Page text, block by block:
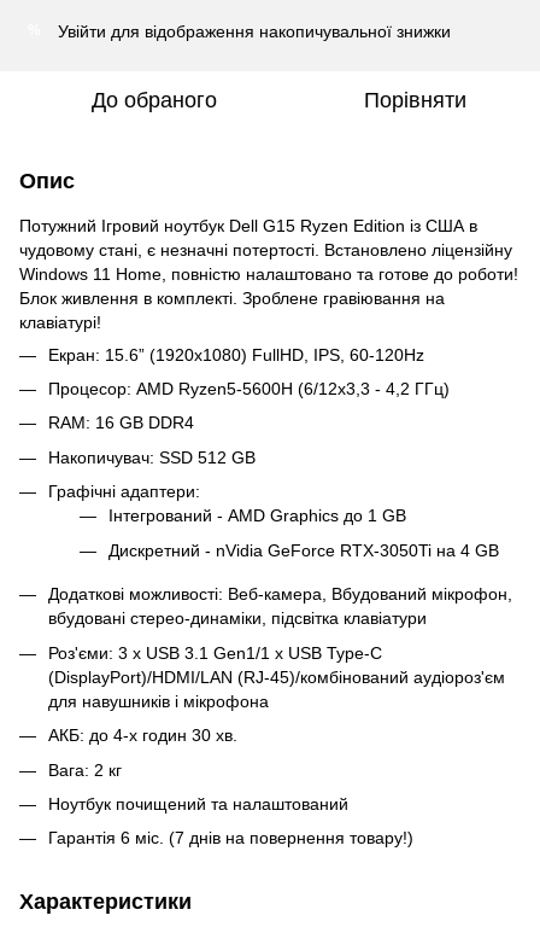
Увійти для відображення накопичувальної знижки
До обраного Порівняти
Опис
Потужний Ігровий ноутбук Dell G15 Ryzen Edition із США в
чудовому стані, є незначні потертості. Встановлено ліцензійну
Windows 11 Home, повністю налаштовано та готове до роботи!
Блок живлення в комплекті. Зроблене гравіювання на
клавіатурі!
Екран: 15.6” (1920x1080) FullHD, IPS, 60-120Hz
Процесор: AMD Ryzen5-5600H (6/12х3,3 - 4,2 ГГц)
RAM: 16 GB DDR4
Накопичувач: SSD 512 GB
Графічні адаптери:
Інтегрований - AMD Graphics до 1 GB
Дискретний - nVidia GeForce RTX-3050Ti на 4 GB
Додаткові можливості: Веб-камера, Вбудований мікрофон,
вбудовані стерео-динаміки, підсвітка клавіатури
Роз'єми: 3 х USB 3.1 Gen1/1 х USB Type-C
(DisplayPort)/HDMI/LAN (RJ-45)/комбінований аудіороз'єм
для навушників і мікрофона
АКБ: до 4-х годин 30 хв.
Вага: 2 кг
Ноутбук почищений та налаштований
Гарантія 6 міс. (7 днів на повернення товару!)
Характеристики